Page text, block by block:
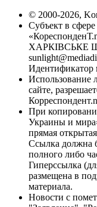
© 2000-2026,
Субъект в
ХАРКІВСЬКЕ
Идентификатор
Использование
сайте,
При
Украины и
прямая
Ссылка должна
полного либо
Гиперссылка
размещена в
материала.
Новости с